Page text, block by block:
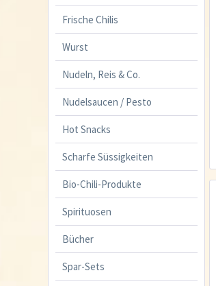
Frische Chilis
Wurst
Nudeln, Reis & Co.
Nudelsaucen / Pesto
Hot Snacks
Scharfe Süssigkeiten
Bio-Chili-Produkte
Spirituosen
Bücher
Spar-Sets